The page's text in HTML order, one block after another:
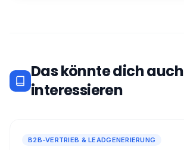
Das könnte dich auch
interessieren
B2B-VERTRIEB & LEADGENERIERUNG